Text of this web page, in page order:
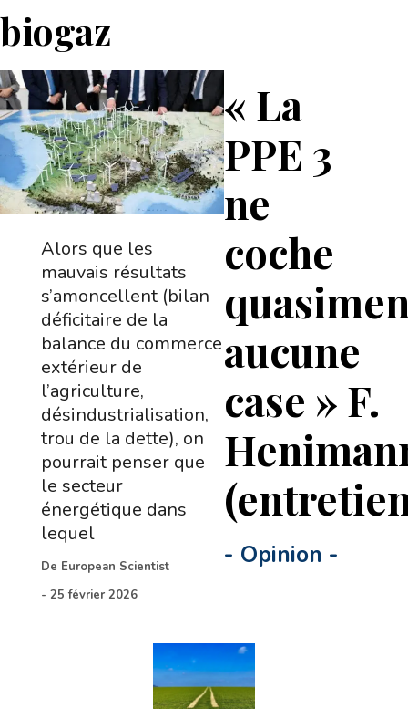
biogaz
« La
PPE 3
ne
coche
aucune
case » F.
- Opinion -
Alors que les
mauvais résultats
s’amoncellent (bilan
déficitaire de la
balance du commerce
extérieur de
l’agriculture,
désindustrialisation,
trou de la dette), on
pourrait penser que
le secteur
énergétique dans
lequel
De European Scientist
- 25 février 2026